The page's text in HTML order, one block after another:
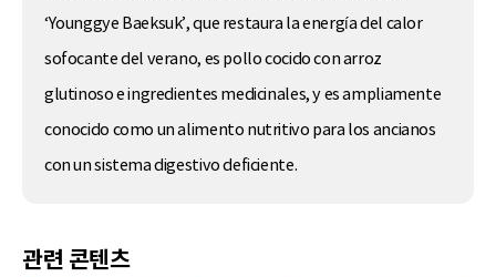
‘Younggye Baeksuk’, que restaura la energía del calor
sofocante del verano, es pollo cocido con arroz
glutinoso e ingredientes medicinales, y es ampliamente
conocido como un alimento nutritivo para los ancianos
con un sistema digestivo deficiente.
관련 콘텐츠